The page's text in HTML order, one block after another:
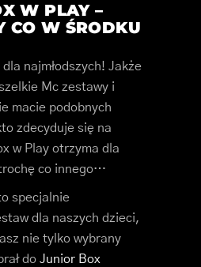
W PLAY –
CO W ŚRODKU
najmłodszych! Jakże
Mc zestawy i
macie podobnych
zdecyduje się na
w Play otrzyma dla
co innego…
specjalnie
dla naszych dzieci,
nie tylko wybrany
do Junior Box